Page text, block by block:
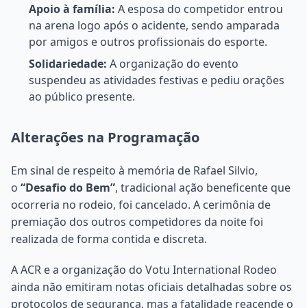
Apoio à família: A esposa do competidor entrou
na arena logo após o acidente, sendo amparada
por amigos e outros profissionais do esporte.
Solidariedade: A organização do evento
suspendeu as atividades festivas e pediu orações
ao público presente.
Alterações na Programação
Em sinal de respeito à memória de Rafael Silvio,
o “Desafio do Bem”, tradicional ação beneficente que
ocorreria no rodeio, foi cancelado. A cerimônia de
premiação dos outros competidores da noite foi
realizada de forma contida e discreta.
A ACR e a organização do Votu International Rodeo
ainda não emitiram notas oficiais detalhadas sobre os
protocolos de segurança, mas a fatalidade reacende o